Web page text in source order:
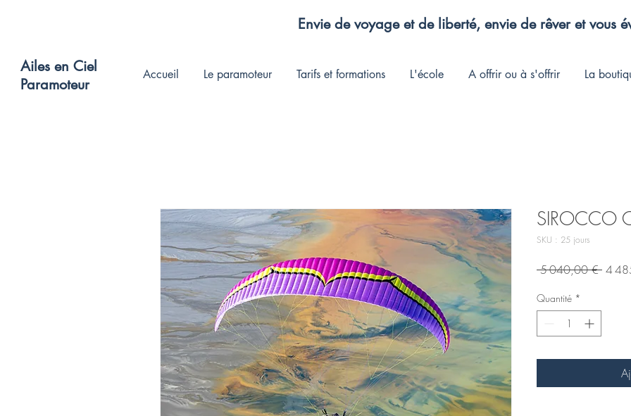
Envie de voyage et de liberté, envie de rêver et vous
Ailes en Ciel
Paramoteur
Accueil Le paramoteur Tarifs et formations L'école A offrir ou à s'offrir La
SIROCCO
SKU : 25 jours
5 040,00 € Prix
4
Quantité *